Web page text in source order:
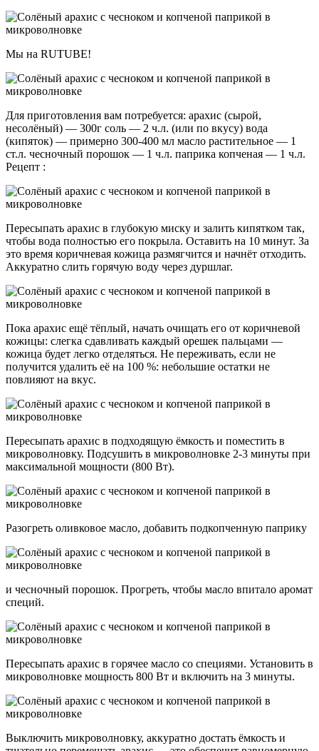
Мы на RUTUBE!
Для приготовления вам потребуется: арахис (сырой,
несолёный) — 300г соль — 2 ч.л. (или по вкусу) вода
(кипяток) — примерно 300-400 мл масло растительное — 1
ст.л. чесночный порошок — 1 ч.л. паприка копченая — 1 ч.л.
Рецепт :
Пересыпать арахис в глубокую миску и залить кипятком так,
чтобы вода полностью его покрыла. Оставить на 10 минут. За
это время коричневая кожица размягчится и начнёт отходить.
Аккуратно слить горячую воду через дуршлаг.
Пока арахис ещё тёплый, начать очищать его от коричневой
кожицы: слегка сдавливать каждый орешек пальцами —
кожица будет легко отделяться. Не переживать, если не
получится удалить её на 100 %: небольшие остатки не
повлияют на вкус.
Пересыпать арахис в подходящую ёмкость и поместить в
микроволновку. Подсушить в микроволновке 2-3 минуты при
максимальной мощности (800 Вт).
Разогреть оливковое масло, добавить подкопченную паприку
и чесночный порошок. Прогреть, чтобы масло впитало аромат
специй.
Пересыпать арахис в горячее масло со специями. Установить в
микроволновке мощность 800 Вт и включить на 3 минуты.
Выключить микроволновку, аккуратно достать ёмкость и